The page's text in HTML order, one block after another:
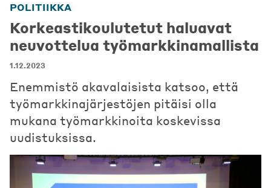
POLITIIKKA
Korkeastikoulutetut haluavat
neuvottelua työmarkkinamallista
1.12.2023
Enemmistö akavalaisista katsoo, että
työmarkkinajärjestöjen pitäisi olla
mukana työmarkkinoita koskevissa
uudistuksissa.